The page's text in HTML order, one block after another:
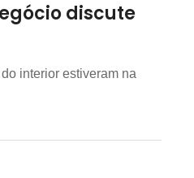
discute
interior estiveram na